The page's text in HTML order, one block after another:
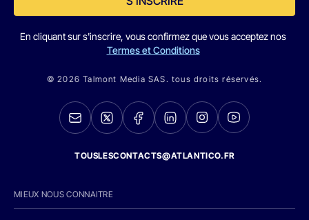
En cliquant sur s'inscrire, vous confirmez que vous acceptez nos
Termes et Conditions
© 2026 Talmont Media SAS. tous droits réservés.
TOUSLESCONTACTS@ATLANTICO.FR
MIEUX NOUS CONNAITRE